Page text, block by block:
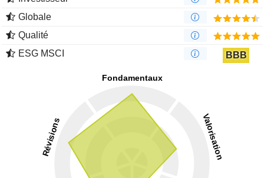
Globale
Qualité
ESG MSCI
BBB